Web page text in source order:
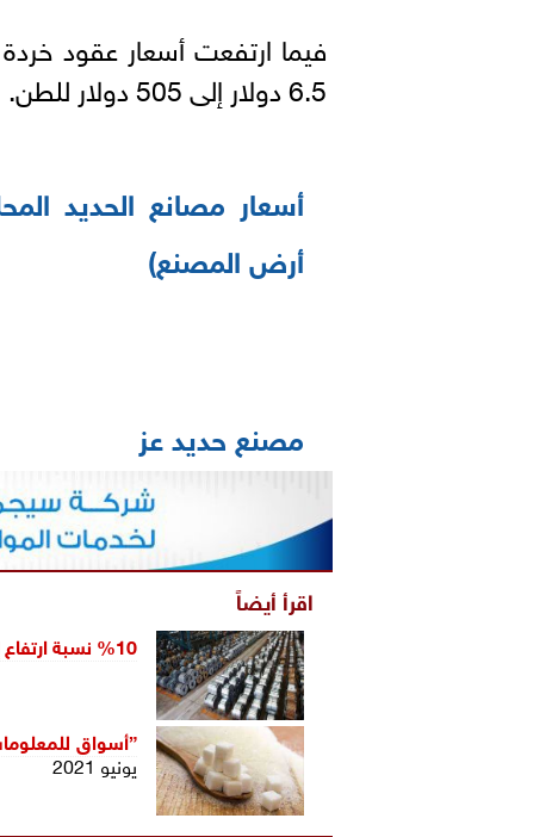
فيما ارتفعت أسعار عقود
6.5 دولار إلى 505 دولار للطن.
أرض المصنع)
مصنع حديد عز
اقرأ أيضاً
%10 نسبة ارتفاع إنتاج الصلب الخام في الولايات المتحدة حتي مايو 2021
”أسواق
يونيو 2021